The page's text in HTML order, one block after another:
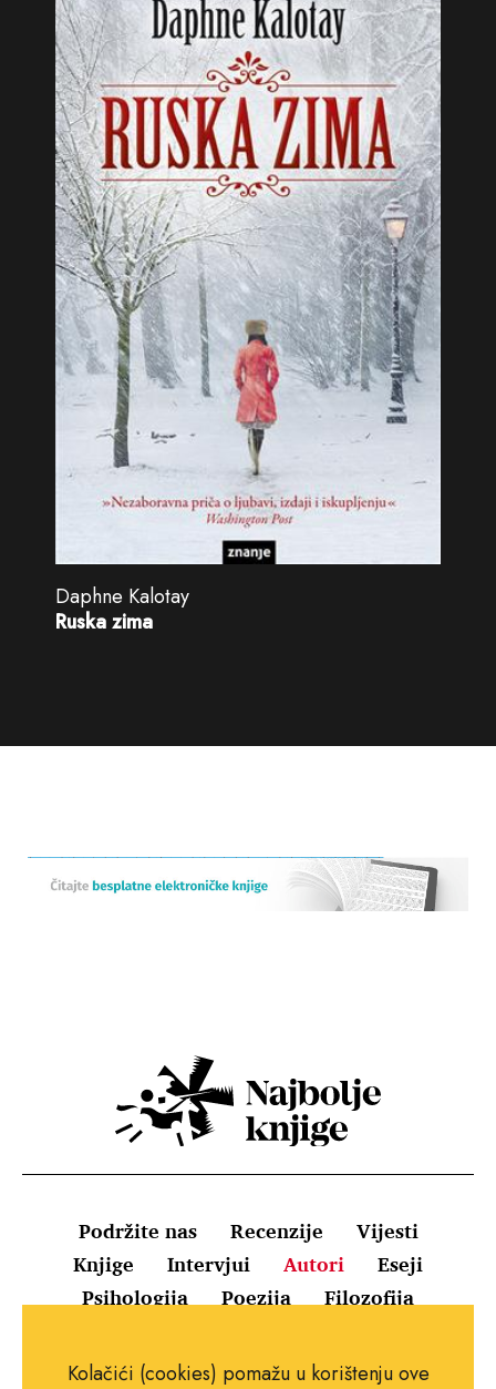
Daphne Kalotay
Ruska zima
Podržite nas Recenzije
Vijesti
Knjige
Intervjui Autori
Eseji
Psihologija
Poezija Filozofija
Uvjeti korištenja
Pravila o kolačićima
Kolačići (cookies) pomažu u korištenju ove